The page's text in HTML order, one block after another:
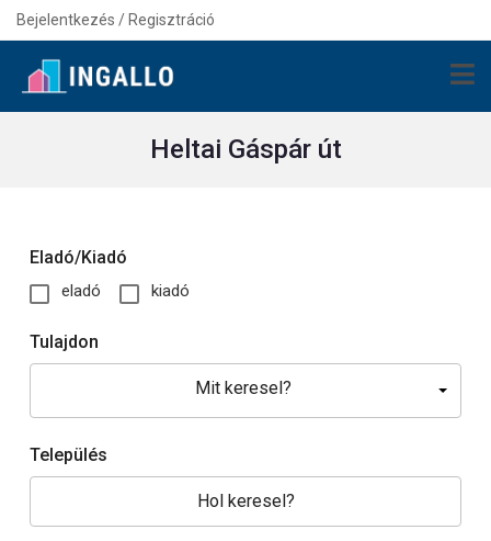
Bejelentkezés / Regisztráció
Heltai Gáspár út
Eladó/Kiadó
eladó kiadó
Tulajdon
Mit keresel?
Település